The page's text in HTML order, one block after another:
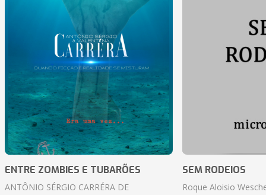
ENTRE ZOMBIES E TUBARÕES
ANTÔNIO SÉRGIO CARRÉRA DE
SEM RODEIOS
Roque Aloisio